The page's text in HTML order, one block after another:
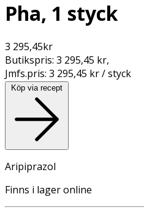
Pha, 1 styck
3 295,45kr
Butikspris: 3 295,45 kr,
Jmfs.pris: 3 295,45 kr / styck
Köp via recept
Aripiprazol
Finns i lager online